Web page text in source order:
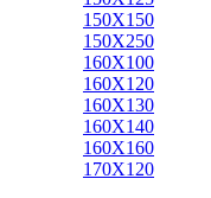
150X150
150X250
160X100
160X120
160X130
160X140
160X160
170X120